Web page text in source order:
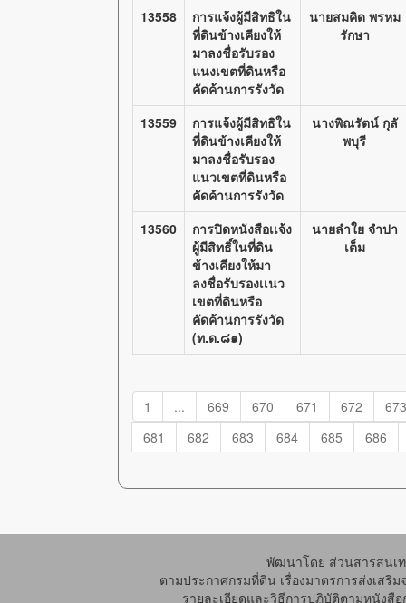
13558
การแจ้งผู้มีสิทธิใน
ที่ดินข้างเคียงให้
มาลงชื่อรับรอง
แนงเขตที่ดินหรือ
คัดค้านการรังวัด
นายสมคิด พรหม
รักษา
13559
การแจ้งผู้มีสิทธิใน
ที่ดินข้างเคียงให้
มาลงชื่อรับรอง
แนวเขตที่ดินหรือ
คัดค้านการรังวัด
นางพิณรัตน์ กุลั
พบุรี
13560
การปิดหนังสือเเจ้ง
ผู้มีสิทธิ์ในที่ดิน
ข้างเคียงให้มา
ลงชื่อรับรองเเนว
เขตที่ดินหรือ
คัดค้านการรังวัด
(ท.ด.๘๑)
นายลำใย จำปา
เต็ม
1 ... 669 670 671 672
673
681
682 683 684 685 686
พัฒนาโดย ส่วนสารสนเ
ตามประกาศกรมที่ดิน เรื่องมาตรการส่งเสริ
รายละเอียดและวิธีการปฏิบัติตามหนังสื